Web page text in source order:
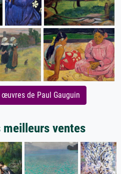
de Paul Gauguin
meilleurs ventes